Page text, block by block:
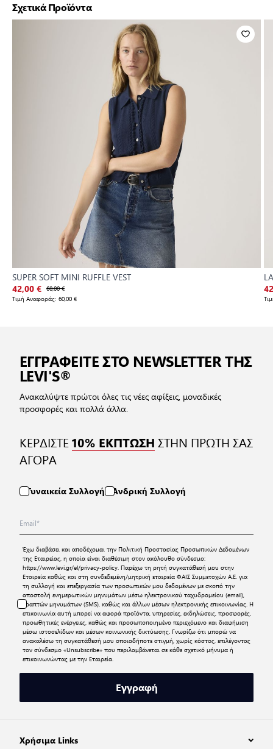
Σχετικά Προϊόντα
SUPER SOFT MINI RUFFLE VEST
42,00 € 60,00 €
Τιμή Αναφοράς: 60,00 €
ΕΓΓΡΑΦΕΙΤΕ ΣΤΟ NEWSLETTER ΤΗΣ
LEVI'S®
Ανακαλύψτε πρώτοι όλες τις νέες αφίξεις, μοναδικές
προσφορές και πολλά άλλα.
ΚΕΡΔΙΣΤΕ10% ΕΚΠΤΩΣΗ ΣΤΗΝ ΠΡΩΤΗ ΣΑΣ
ΑΓΟΡΑ
Γυναικεία Συλλογή Ανδρική Συλλογή
Έχω διαβάσει και αποδέχομαι την Πολιτική Προστασίας Προσωπικών Δεδομένων
της Εταιρείας, η οποία είναι διαθέσιμη στον ακόλουθο σύνδεσμο:
https://www.levi.gr/el/privacy-policy. Παρέχω τη ρητή συγκατάθεσή μου στην
Εταιρεία καθώς και στη συνδεδεμένη/μητρική εταιρεία ΦΑΙΣ Συμμετοχών Α.Ε. για
τη συλλογή και επεξεργασία των προσωπικών μου δεδομένων με σκοπό την
αποστολή ενημερωτικών μηνυμάτων μέσω ηλεκτρονικού ταχυδρομείου (email),
γραπτών μηνυμάτων (SMS), καθώς και άλλων μέσων ηλεκτρονικής επικοινωνίας. Η
επικοινωνία αυτή μπορεί να αφορά προϊόντα, υπηρεσίες, εκδηλώσεις, προσφορές,
προωθητικές ενέργειες, καθώς και προσωποποιημένο περιεχόμενο και διαφήμιση
μέσω ιστοσελίδων και μέσων κοινωνικής δικτύωσης. Γνωρίζω ότι μπορώ να
ανακαλέσω τη συγκατάθεσή μου οποιαδήποτε στιγμή, χωρίς κόστος, επιλέγοντας
τον σύνδεσμο «Unsubscribe» που περιλαμβάνεται σε κάθε σχετικό μήνυμα ή
επικοινωνώντας με την Εταιρεία.
Εγγραφή
Χρήσιμα Links